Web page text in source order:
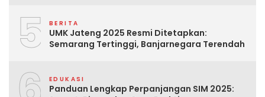
5 BERITA
UMK Jateng 2025 Resmi Ditetapkan:
Semarang Tertinggi, Banjarnegara Terendah
EDUKASI
Panduan Lengkap Perpanjangan SIM 2025: